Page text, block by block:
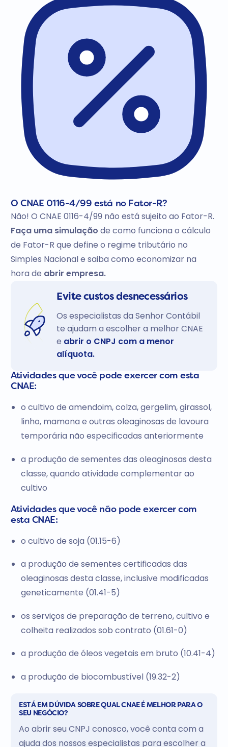
O CNAE 0116-4/99 está no Fator-R?
Não! O CNAE 0116-4/99 não está sujeito ao Fator-R.
Faça uma simulação de como funciona o cálculo
de Fator-R que define o regime tributário no
Simples Nacional e saiba como economizar na
hora de abrir empresa.
Evite custos desnecessários
Os especialistas da Senhor Contábil
te ajudam a escolher a melhor CNAE
e abrir o CNPJ com a menor
alíquota.
Atividades que você pode exercer com esta
CNAE:
o cultivo de amendoim, colza, gergelim, girassol,
linho, mamona e outras oleaginosas de lavoura
temporária não especificadas anteriormente
a produção de sementes das oleaginosas desta
classe, quando atividade complementar ao
cultivo
Atividades que você não pode exercer com
esta CNAE:
o cultivo de soja (01.15-6)
a produção de sementes certificadas das
oleaginosas desta classe, inclusive modificadas
geneticamente (01.41-5)
os serviços de preparação de terreno, cultivo e
colheita realizados sob contrato (01.61-0)
a produção de óleos vegetais em bruto (10.41-4)
a produção de biocombustível (19.32-2)
ESTÁ EM DÚVIDA SOBRE QUAL CNAE É MELHOR PARA O
SEU NEGÓCIO?
Ao abrir seu CNPJ conosco, você conta com a
ajuda dos nossos especialistas para escolher a